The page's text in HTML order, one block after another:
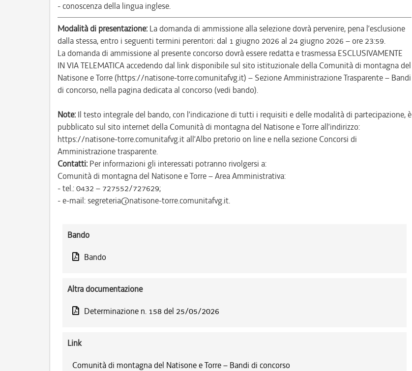
- conoscenza della lingua inglese.
Modalità di presentazione: La domanda di ammissione alla selezione dovrà pervenire, pena l’esclusione
dalla stessa, entro i seguenti termini perentori: dal 1 giugno 2026 al 24 giugno 2026 – ore 23:59.
La domanda di ammissione al presente concorso dovrà essere redatta e trasmessa ESCLUSIVAMENTE
IN VIA TELEMATICA accedendo dal link disponibile sul sito istituzionale della Comunità di montagna del
Natisone e Torre (https://natisone-torre.comunitafvg.it) – Sezione Amministrazione Trasparente – Bandi
di concorso, nella pagina dedicata al concorso (vedi bando).
Note: Il testo integrale del bando, con l’indicazione di tutti i requisiti e delle modalità di partecipazione, è
pubblicato sul sito internet della Comunità di montagna del Natisone e Torre all’indirizzo:
https://natisone-torre.comunitafvg.it all’Albo pretorio on line e nella sezione Concorsi di
Amministrazione trasparente.
Contatti: Per informazioni gli interessati potranno rivolgersi a:
Comunità di montagna del Natisone e Torre – Area Amministrativa:
- tel.: 0432 – 727552/727629;
- e-mail: segreteria@natisone-torre.comunitafvg.it.
Bando
Bando
Altra documentazione
Determinazione n. 158 del 25/05/2026
Link
Comunità di montagna del Natisone e Torre – Bandi di concorso